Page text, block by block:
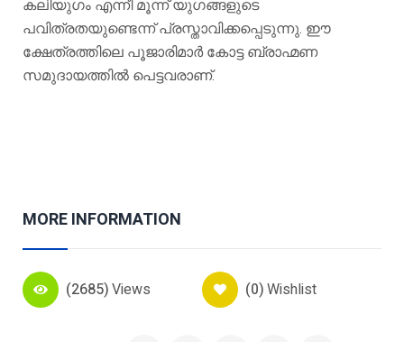
കലിയുഗം എന്നീ മൂന്ന് യുഗങ്ങളുടെ
പവിത്രതയുണ്ടെന്ന് പ്രസ്താവിക്കപ്പെടുന്നു. ഈ
ക്ഷേത്രത്തിലെ പൂജാരിമാർ കോട്ട ബ്രാഹ്മണ
സമുദായത്തിൽ പെട്ടവരാണ്.
MORE INFORMATION
(2685)Views (0)Wishlist